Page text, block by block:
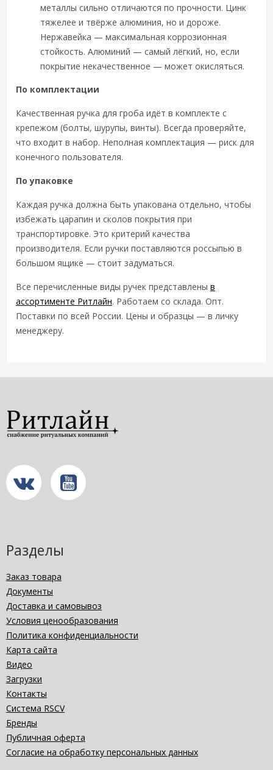
металлы сильно отличаются по прочности. Цинк
тяжелее и твёрже алюминия, но и дороже.
Нержавейка — максимальная коррозионная
стойкость. Алюминий — самый лёгкий, но, если
покрытие некачественное — может окисляться.
По комплектации
Качественная ручка для гроба идёт в комплекте с
крепежом (болты, шурупы, винты). Всегда проверяйте,
что входит в набор. Неполная комплектация — риск для
конечного пользователя.
По упаковке
Каждая ручка должна быть упакована отдельно, чтобы
избежать царапин и сколов покрытия при
транспортировке. Это критерий качества
производителя. Если ручки поставляются россыпью в
большом ящике — стоит задуматься.
Все перечисленные виды ручек представлены в
ассортименте Ритлайн. Работаем со склада. Опт.
Поставки по всей России. Цены и образцы — в личку
менеджеру.
Разделы
Заказ товара
Документы
Доставка и самовывоз
Условия ценообразования
Политика конфиденциальности
Карта сайта
Видео
Загрузки
Контакты
Система RSCV
Бренды
Публичная оферта
Согласие на обработку персональных данных